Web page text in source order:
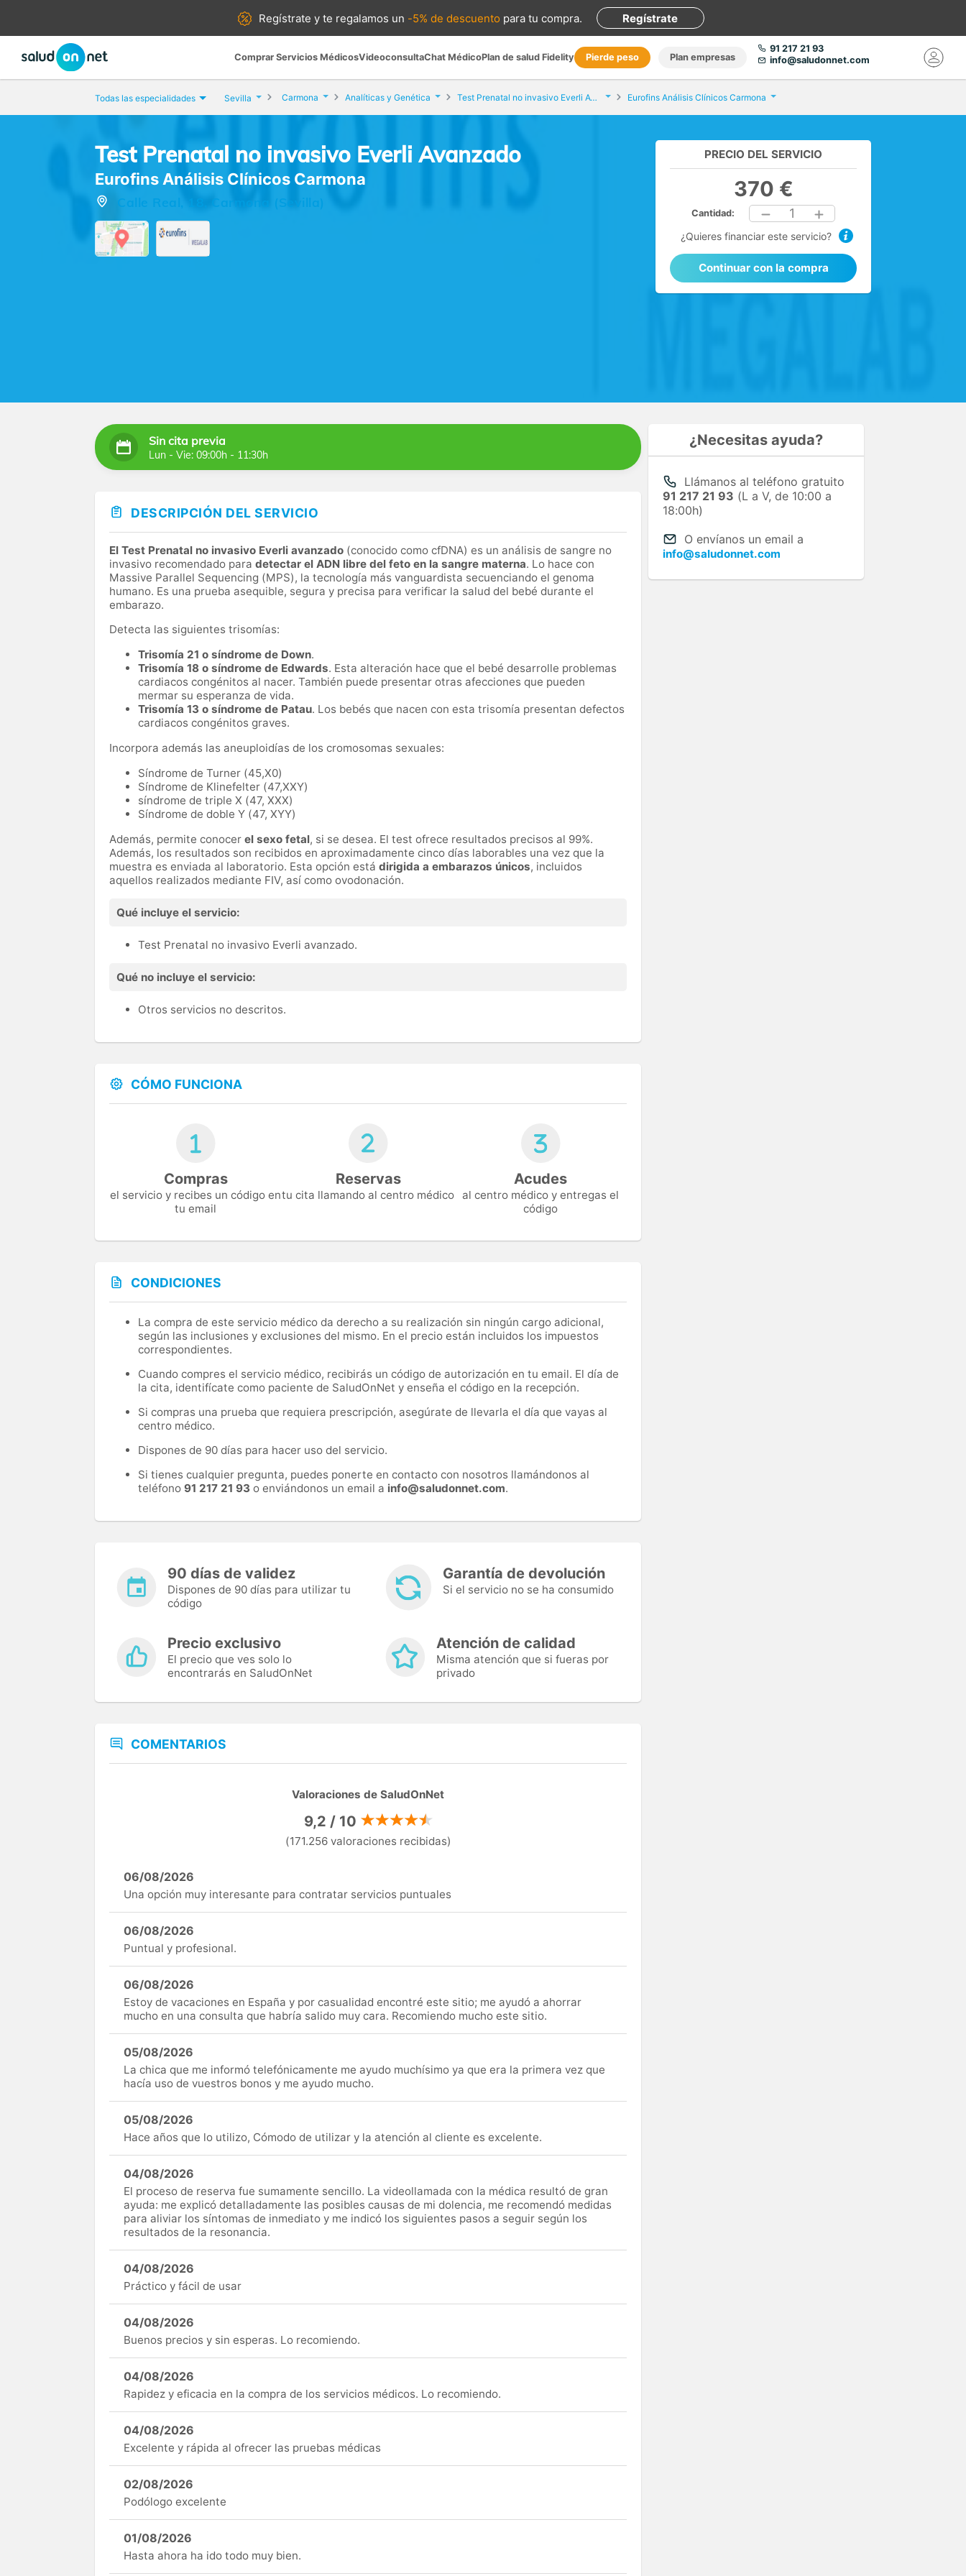
Regístrate yte regalamos un -5% de descuento para tu compra. Regístrate
Comprar Servicios MédicosVideoconsultaChat MédicoPlan de salud Fidelity Pierde peso Plan empresas
91 217 21 93
info@saludonnet.com
Todas las especialidades Sevilla Carmona Analíticas y Genética Test Prenatal no invasivo Everli Avanzado Eurofins Análisis Clínicos Carmona
Test Prenatal no invasivo Everli Avanzado
Eurofins Análisis Clínicos Carmona
Calle Real, 18, Carmona (Sevilla)
PRECIO DEL SERVICIO
370 €
Cantidad: 1
¿Quieres financiar este servicio?
Continuar con la compra
Sin cita previa
Lun - Vie: 09:00h - 11:30h
DESCRIPCIÓN DEL SERVICIO
El Test Prenatal no invasivo Everli avanzado (conocido como cfDNA) es un análisis de sangre no
invasivo recomendado para detectar el ADN libre del feto en la sangre materna. Lo hace con
Massive Parallel Sequencing (MPS), la tecnología más vanguardista secuenciando el genoma
humano. Es una prueba asequible, segura y precisa para verificar la salud del bebé durante el
embarazo.
Detecta las siguientes trisomías:
Trisomía 21 o síndrome de Down.
Trisomía 18 o síndrome de Edwards. Esta alteración hace que el bebé desarrolle problemas
cardiacos congénitos al nacer. También puede presentar otras afecciones que pueden
mermar su esperanza de vida.
Trisomía 13 o síndrome de Patau. Los bebés que nacen con esta trisomía presentan defectos
cardiacos congénitos graves.
Incorpora además las aneuploidías de los cromosomas sexuales:
Síndrome de Turner (45,X0)
Síndrome de Klinefelter (47,XXY)
síndrome de triple X (47, XXX)
Síndrome de doble Y (47, XYY)
Además, permite conocer el sexo fetal, si se desea. El test ofrece resultados precisos al 99%.
Además, los resultados son recibidos en aproximadamente cinco días laborables una vez que la
muestra es enviada al laboratorio. Esta opción está dirigida a embarazos únicos, incluidos
aquellos realizados mediante FIV, así como ovodonación.
Qué incluye el servicio:
Test Prenatal no invasivo Everli avanzado.
Qué no incluye el servicio:
Otros servicios no descritos.
CÓMO FUNCIONA
Compras
el servicio y recibes un código en
tu email
Reservas
tu cita llamando al centro médico
Acudes
al centro médico y entregas el
código
CONDICIONES
La compra de este servicio médico da derecho a su realización sin ningún cargo adicional,
según las inclusiones y exclusiones del mismo. En el precio están incluidos los impuestos
correspondientes.
Cuando compres el servicio médico, recibirás un código de autorización en tu email. El día de
la cita, identifícate como paciente de SaludOnNet y enseña el código en la recepción.
Si compras una prueba que requiera prescripción, asegúrate de llevarla el día que vayas al
centro médico.
Dispones de 90 días para hacer uso del servicio.
Si tienes cualquier pregunta, puedes ponerte en contacto con nosotros llamándonos al
teléfono 91 217 21 93 o enviándonos un email a info@saludonnet.com.
90 días de validez
Dispones de 90 días para utilizar tu
código
Garantía de devolución
Si el servicio no se ha consumido
Precio exclusivo
El precio que ves solo lo
encontrarás en SaludOnNet
Atención de calidad
Misma atención que si fueras por
privado
COMENTARIOS
Valoraciones de SaludOnNet
9,2 / 10
(171.256 valoraciones recibidas)
06/08/2026
Una opción muy interesante para contratar servicios puntuales
06/08/2026
Puntual y profesional.
06/08/2026
Estoy de vacaciones en España y por casualidad encontré este sitio; me ayudó a ahorrar
mucho en una consulta que habría salido muy cara. Recomiendo mucho este sitio.
05/08/2026
La chica que me informó telefónicamente me ayudo muchísimo ya que era la primera vez que
hacía uso de vuestros bonos y me ayudo mucho.
05/08/2026
Hace años que lo utilizo, Cómodo de utilizar y la atención al cliente es excelente.
04/08/2026
El proceso de reserva fue sumamente sencillo. La videollamada con la médica resultó de gran
ayuda: me explicó detalladamente las posibles causas de mi dolencia, me recomendó medidas
para aliviar los síntomas de inmediato y me indicó los siguientes pasos a seguir según los
resultados de la resonancia.
04/08/2026
Práctico y fácil de usar
04/08/2026
Buenos precios y sin esperas. Lo recomiendo.
04/08/2026
Rapidez y eficacia en la compra de los servicios médicos. Lo recomiendo.
04/08/2026
Excelente y rápida al ofrecer las pruebas médicas
02/08/2026
Podólogo excelente
01/08/2026
Hasta ahora ha ido todo muy bien.
¿Necesitas ayuda?
Llámanos al teléfono gratuito
91 217 21 93 (L a V, de 10:00 a
18:00h)
O envíanos un email a
info@saludonnet.com